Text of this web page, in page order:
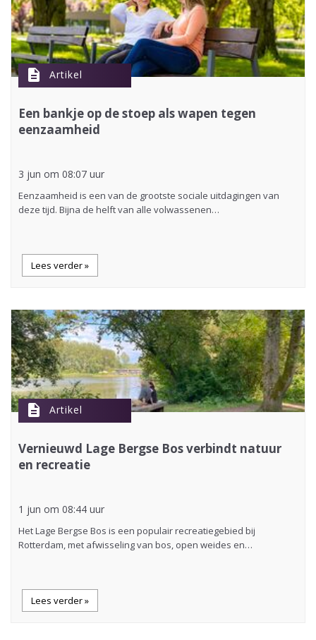
description Artikel
Een bankje op de stoep als wapen tegen
eenzaamheid
3 jun om 08:07 uur
Eenzaamheid is een van de grootste sociale uitdagingen van
deze tijd. Bijna de helft van alle volwassenen…
Lees verder »
description Artikel
Vernieuwd Lage Bergse Bos verbindt natuur
en recreatie
1 jun om 08:44 uur
Het Lage Bergse Bos is een populair recreatiegebied bij
Rotterdam, met afwisseling van bos, open weides en…
Lees verder »